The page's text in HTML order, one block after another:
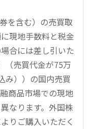
を含む）の売買取
現地手数料と税金
合には差し引いた
（売買代金が75万
み））の国内売買
商品市場での現地
なります。外国株
りご購入いただく